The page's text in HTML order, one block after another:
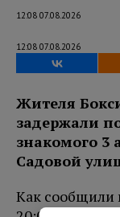
12:08 07.08.2026
12:08 07.08.2026
Жителя
задержали
знакомого 3
Садовой
Как сообщили